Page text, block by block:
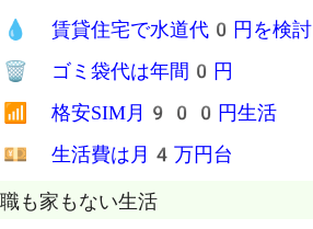
💧 賃貸住宅で水道代0円を検討
🗑 ゴミ袋代は年間0円
📶 格安SIM月900円生活
💴 生活費は月4万円台
職も家もない生活